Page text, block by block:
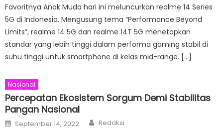
Favoritnya Anak Muda hari ini meluncurkan realme 14 Series
5G di Indonesia. Mengusung tema “Performance Beyond
Limits”, realme 14 5G dan realme 14T 5G menetapkan
standar yang lebih tinggi dalam performa gaming stabil di
suhu tinggi untuk smartphone di kelas mid-range. […]
Nasional
Percepatan Ekosistem Sorgum Demi Stabilitas
Pangan Nasional
Posted
on
September 14, 2022 Author
Redaksi